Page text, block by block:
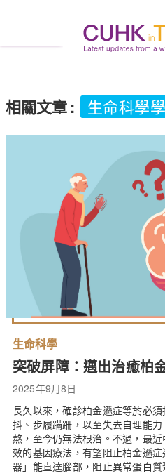
相關文章: 生命科學
生命科學
突破屏障：邁出治癒柏
2025年9月8日
長久以來，確診柏金遜症等於必
抖、步履蹣跚，以至失去自理能
熬，至今仍無法根治。不過，最
效的基因療法，有望阻止柏金遜
器」能直達腦部，阻止異常蛋白